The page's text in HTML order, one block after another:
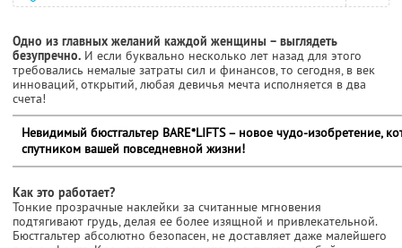
Одно из главных желаний каждой женщины – выглядеть
безупречно. И если буквально несколько лет назад для этого
требовались немалые затраты сил и финансов, то сегодня, в век
инноваций, открытий, любая девичья мечта исполняется в два
счета!
Невидимый бюстгальтер BARE*LIFTS – новое чудо-изобретение,
спутником вашей повседневной жизни!
Как это работает?
Тонкие прозрачные наклейки за считанные мгновения
подтягивают грудь, делая ее более изящной и привлекательной.
Бюстгальтер абсолютно безопасен, не доставляет даже малейшего